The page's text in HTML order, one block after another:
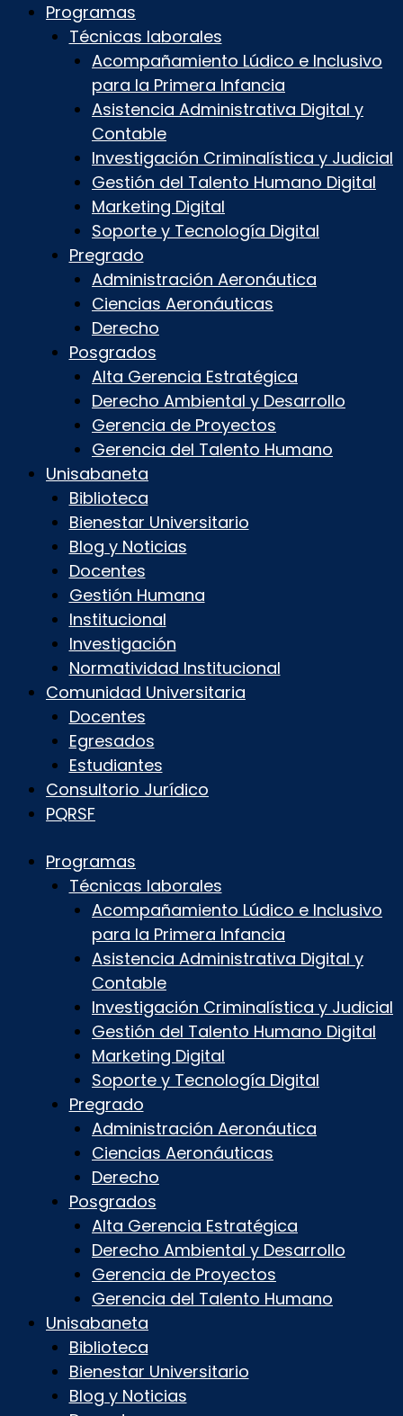
Programas
Técnicas laborales
Acompañamiento Lúdico e Inclusivo
para la Primera Infancia
Asistencia Administrativa Digital y
Contable
Investigación Criminalística y Judicial
Gestión del Talento Humano Digital
Marketing Digital
Soporte y Tecnología Digital
Pregrado
Administración Aeronáutica
Ciencias Aeronáuticas
Derecho
Posgrados
Alta Gerencia Estratégica
Derecho Ambiental y Desarrollo
Gerencia de Proyectos
Gerencia del Talento Humano
Unisabaneta
Biblioteca
Bienestar Universitario
Blog y Noticias
Docentes
Gestión Humana
Institucional
Investigación
Normatividad Institucional
Comunidad Universitaria
Docentes
Egresados
Estudiantes
Consultorio Jurídico
PQRSF
Programas
Técnicas laborales
Acompañamiento Lúdico e Inclusivo
para la Primera Infancia
Asistencia Administrativa Digital y
Contable
Investigación Criminalística y Judicial
Gestión del Talento Humano Digital
Marketing Digital
Soporte y Tecnología Digital
Pregrado
Administración Aeronáutica
Ciencias Aeronáuticas
Derecho
Posgrados
Alta Gerencia Estratégica
Derecho Ambiental y Desarrollo
Gerencia de Proyectos
Gerencia del Talento Humano
Unisabaneta
Biblioteca
Bienestar Universitario
Blog y Noticias